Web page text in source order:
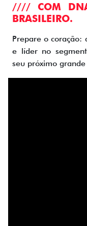
//// COM
BRASILEIRO.
Prepare o coração:
e líder no
seu próximo